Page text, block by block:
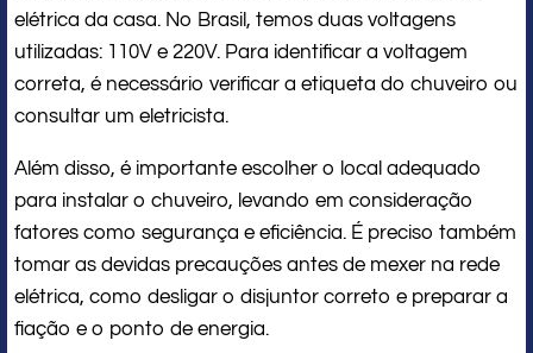
elétrica da casa. No Brasil, temos duas voltagens
utilizadas: 110V e 220V. Para identificar a voltagem
correta, é necessário verificar a etiqueta do chuveiro ou
consultar um eletricista.
Além disso, é importante escolher o local adequado
para instalar o chuveiro, levando em consideração
fatores como segurança e eficiência. É preciso também
tomar as devidas precauções antes de mexer na rede
elétrica, como desligar o disjuntor correto e preparar a
fiação e o ponto de energia.